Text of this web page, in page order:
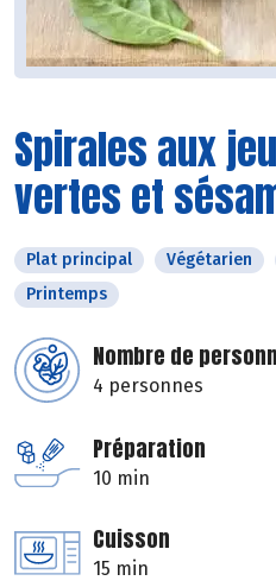
Spirales aux
vertes et
Plat principal Végétarien
Printemps
Nombre de
4 personnes
Préparation
10 min
Cuisson
15 min